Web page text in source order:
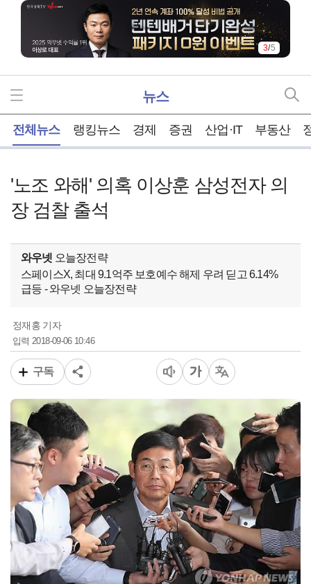
3/5
뉴스
전체뉴스 랭킹뉴스 경제 증권 산업·IT 부동산
'노조 와해' 의혹 이상훈 삼성전자 의
장 검찰 출석
와우넷 오늘장전략
스페이스X, 최대 9.1억주 보호예수 해제 우려 딛고 6.14%
급등 - 와우넷 오늘장전략
정재홍 기자
입력2018-09-06 10:46
구독